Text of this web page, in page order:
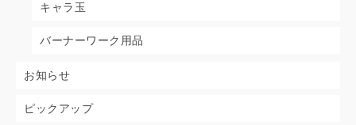
キャラ玉
バーナーワーク用品
お知らせ
ピックアップ